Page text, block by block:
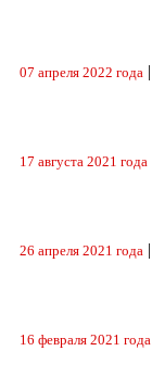
07 апреля 2022 года |
17 августа 2021 года
26 апреля 2021 года |
16 февраля 2021 года